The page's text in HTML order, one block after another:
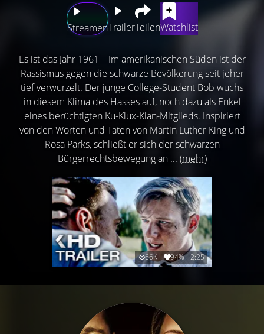
StreamenTrailerTeilenWatchlist
Es ist das Jahr 1961 – Im amerikanischen Süden ist der
Rassismus gegen die schwarze Bevölkerung seit jeher
tief verwurzelt. Der junge College-Student Bob wuchs
in diesem Klima des Hasses auf, noch dazu als Enkel
eines berüchtigten Ku-Klux-Klan-Mitglieds. Inspiriert
von den Worten und Taten von Martin Luther King und
Rosa Parks, schließt er sich der schwarzen
Bürgerrechtsbewegung an ... (mehr)
66K 94% 2:25